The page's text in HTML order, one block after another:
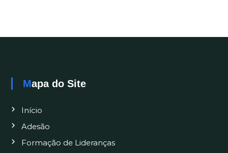
Mapa do Site
Início
Adesão
Formação de Lideranças